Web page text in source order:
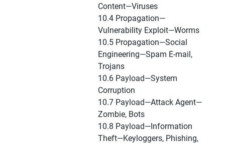
Content—Viruses
10.4 Propagation—
Vulnerability Exploit—Worms
10.5 Propagation—Social
Engineering—Spam E-mail,
Trojans
10.6 Payload—System
Corruption
10.7 Payload—Attack Agent—
Zombie, Bots
10.8 Payload—Information
Theft—Keyloggers, Phishing,